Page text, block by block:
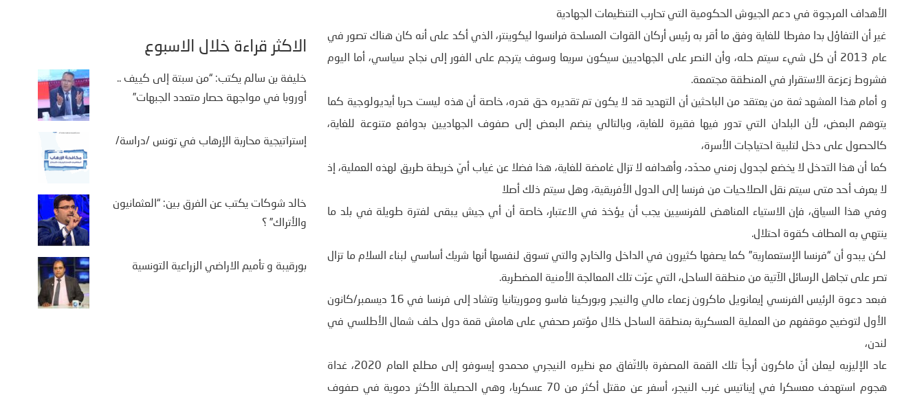
الأهداف المرجوة في دعم الجيوش الحكومية التي تحارب التنظيمات الجهادية
غير أن التفاؤل بدا مفرطا للغاية وفق ما أقر به رئيس أركان القوات المسلحة فرانسوا ليكوينتر، الذي أكد على أنه كان هناك تصور في
عام 2013 أن كل شيء سيتم حله، وأن النصر على الجهاديين سيكون سريعا وسوف يترجم على الفور إلى نجاح سياسي، أما اليوم
فشروط زعزعة الاستقرار في المنطقة مجتمعة.
و أمام هذا المشهد ثمة من يعتقد من الباحثين أن التهديد قد لا يكون تم تقديره حق قدره، خاصة أن هذه ليست حربا أيديولوجية كما
يتوهم البعض، لأن البلدان التي تدور فيها فقيرة للغاية، وبالتالي ينضم البعض إلى صفوف الجهاديين بدوافع متنوعة للغاية،
كالحصول على دخل لتلبية احتياجات الأسرة،
كما أن هذا التدخل لا يخضع لجدول زمني محدّد، وأهدافه لا تزال غامضة للغاية، هذا فضلا عن غياب أيّ خريطة طريق لهذه العملية، إذ
لا يعرف أحد متى سيتم نقل الصلاحيات من فرنسا إلى الدول الأفريقية، وهل سيتم ذلك أصلا
وفي هذا السياق، فإن الاستياء المناهض للفرنسيين يجب أن يؤخذ في الاعتبار، خاصة أن أي جيش يبقى لفترة طويلة في بلد ما
ينتهي به المطاف كقوة احتلال.
لكن يبدو أن “فرنسا الإستعمارية” كما يصفها كثيرون في الداخل والخارج والتي تسوق لنفسها أنها شريك أساسي لبناء السلام ما تزال
تصر على تجاهل الرسائل الآتية من منطقة الساحل، التي عرّت تلك المعالجة الأمنية المضطربة.
فبعد دعوة الرئيس الفرنسي إيمانويل ماكرون زعماء مالي والنيجر وبوركينا فاسو وموريتانيا وتشاد إلى فرنسا في 16 ديسمبر/كانون
الأول لتوضيح موقفهم من العملية العسكرية بمنطقة الساحل خلال مؤتمر صحفي على هامش قمة دول حلف شمال الأطلسي في
لندن،
عاد الإليزيه ليعلن أنّ ماكرون أرجأ تلك القمة المصغرة بالاتّفاق مع نظيره النيجري محمدو إيسوفو إلى مطلع العام 2020، غداة
هجوم استهدف معسكرا في إيناتيس غرب النيجر، أسفر عن مقتل أكثر من 70 عسكريا، وهي الحصيلة الأكثر دموية في صفوف
الأكثر قراءة خلال الأسبوع
خليفة بن سالم يكتب: “من سبتة إلى كييف ..
أوروبا في مواجهة حصار متعدد الجبهات”
إستراتيجية محاربة الإرهاب في تونس /دراسة/
خالد شوكات يكتب عن الفرق بين: “العثمانيون
والأتراك” ؟
بورقيبة و تأميم الاراضي الزراعية التونسية